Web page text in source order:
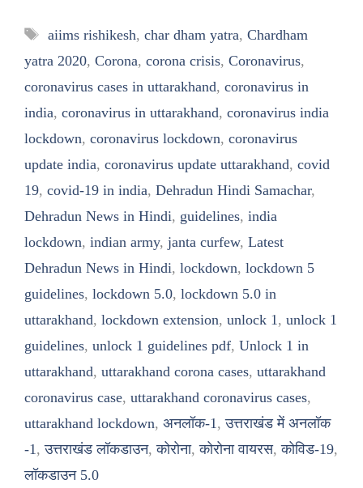
Tags
aiims rishikesh, char dham yatra, Chardham
yatra 2020, Corona, corona crisis, Coronavirus,
coronavirus cases in uttarakhand, coronavirus in
india, coronavirus in uttarakhand, coronavirus india
lockdown, coronavirus lockdown, coronavirus
update india, coronavirus update uttarakhand, covid
19, covid-19 in india, Dehradun Hindi Samachar,
Dehradun News in Hindi, guidelines, india
lockdown, indian army, janta curfew, Latest
Dehradun News in Hindi, lockdown, lockdown 5
guidelines, lockdown 5.0, lockdown 5.0 in
uttarakhand, lockdown extension, unlock 1 , unlock 1
guidelines, unlock 1 guidelines pdf, Unlock 1 in
uttarakhand, uttarakhand corona cases, uttarakhand
coronavirus case, uttarakhand coronavirus cases,
uttarakhand lockdown, अनलॉक-1 ,उत्तराखंड में अनलॉक
-1 ,उत्तराखंड लॉकडाउन,कोरोना,कोरोना वायरस,कोविड-19,
लॉकडाउन 5.0